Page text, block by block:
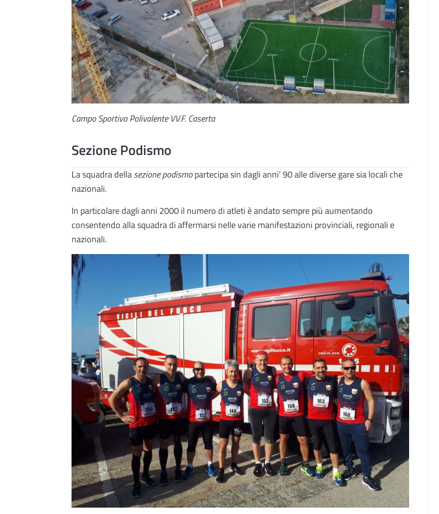
Campo Sportivo Polivalente VV.F. Caserta
Sezione Podismo
La squadra dellasezione podismopartecipa sin dagli anni’ 90 alle diverse gare sia locali che
nazionali.
In particolare dagli anni 2000 il numero di atleti è andato sempre più aumentando
consentendo alla squadra di affermarsi nelle varie manifestazioni provinciali, regionali e
nazionali.